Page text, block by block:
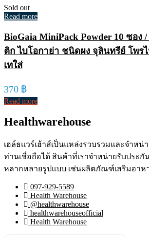
Sold out
Read more
BioGaia MiniPack Powder 10 ซอง
ติก ไบโอกาย่า ชนิดผง จุลินทรีย์ โพร
เทใส่
370 ฿
Read more
Healthwarehouse
เฮล์ธแวร์เฮ้าส์เป็นแหล่งรวบรวมและจำห
ท่านเชื่อถือได้ สินค้าที่เราจำหน่ายรับประ
หลากหลายรูปแบบ เช่นผลิตภัณฑ์เสริมอาห
097-929-5589
Health Warehouse
@healthwarehouse
healthwarehouseofficial
Health Warehouse